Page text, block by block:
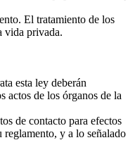
El tratamiento de los
vida privada.
esta ley deberán
actos de los órganos de la
de contacto para efectos
y a lo señalado